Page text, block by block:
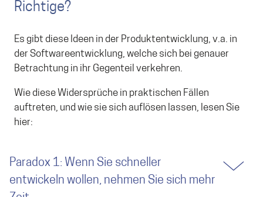
Richtige?
Es gibt diese Ideen in der Produktentwicklung, v.a. in
der Softwareentwicklung, welche sich bei genauer
Betrachtung in ihr Gegenteil verkehren.
Wie diese Widersprüche in praktischen Fällen
auftreten, und wie sie sich auflösen lassen, lesen Sie
hier:
Paradox 1: Wenn Sie schneller
entwickeln wollen, nehmen Sie sich mehr